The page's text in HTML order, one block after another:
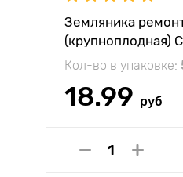
Земляника
(крупноплодная)
Кол-во в упаковке:
18.99 руб